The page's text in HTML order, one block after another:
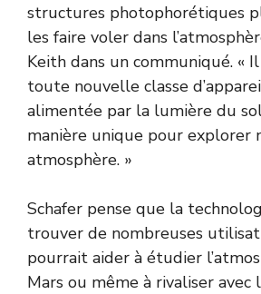
structures photophorétiques
les faire voler dans
Keith dans un communiqué. «
toute nouvelle classe
alimentée par la lumière du
manière unique pour explorer
atmosphère. »
Schafer pense que la
trouver de nombreuses
pourrait aider à étudier
Mars ou même à rivaliser avec